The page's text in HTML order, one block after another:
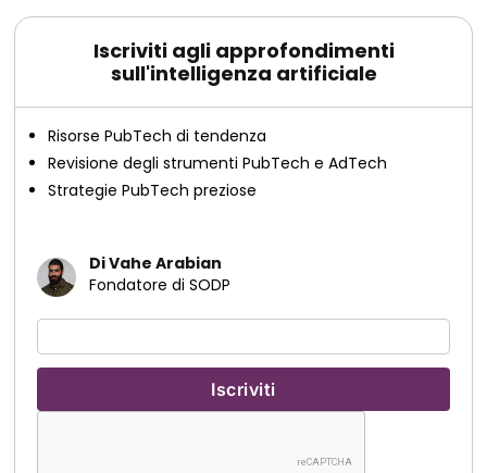
Iscriviti agli approfondimenti
sull'intelligenza artificiale
Risorse PubTech di tendenza
Revisione degli strumenti PubTech e AdTech
Strategie PubTech preziose
Di Vahe Arabian
Fondatore di SODP